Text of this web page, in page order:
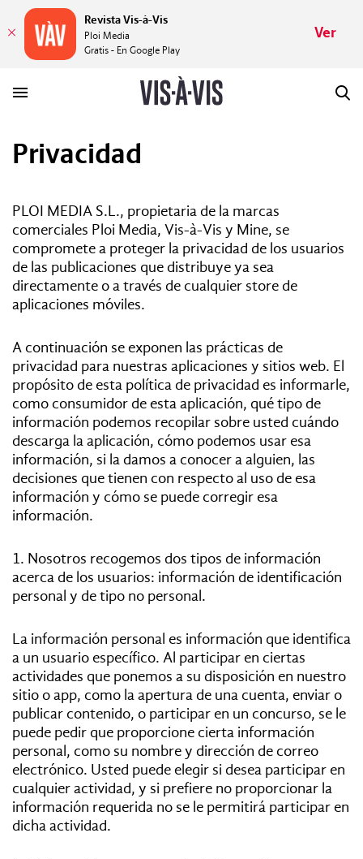
Privacidad
PLOI MEDIA S.L., propietaria de la marcas
comerciales Ploi Media, Vis-à-Vis y Mine, se
compromete a proteger la privacidad de los usuarios
de las publicaciones que distribuye ya sea
directamente o a través de cualquier store de
aplicaciones móviles.
A continuación se exponen las prácticas de
privacidad para nuestras aplicaciones y sitios web. El
propósito de esta política de privacidad es informarle,
como consumidor de esta aplicación, qué tipo de
información podemos recopilar sobre usted cuándo
descarga la aplicación, cómo podemos usar esa
información, si la damos a conocer a alguien, las
decisiones que tienen con respecto al uso de esa
información y cómo se puede corregir esa
información.
1. Nosotros recogemos dos tipos de información
acerca de los usuarios: información de identificación
personal y de tipo no personal.
La información personal es información que identifica
a un usuario específico. Al participar en ciertas
actividades que ponemos a su disposición en nuestro
sitio o app, como la apertura de una cuenta, enviar o
publicar contenido, o participar en un concurso, se le
puede pedir que proporcione cierta información
personal, como su nombre y dirección de correo
electrónico. Usted puede elegir si desea participar en
cualquier actividad, y si prefiere no proporcionar la
información requerida no se le permitirá participar en
dicha actividad.
PLACERES
MUNDOS
REVISTA
Tags:
#Tendencias
#Cultura
#Estilo
#Marcianadas
#Pantallas
#Planes
#Gastro
#Caras
Revista Vis-à-Vis
Ploi Media
Gratis - En Google Play
Ver